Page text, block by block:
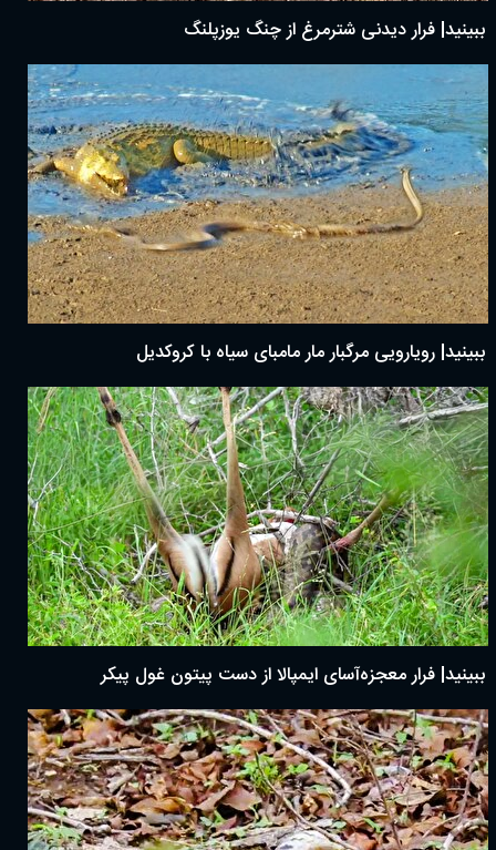
ببینید| فرار دیدنی شترمرغ از چنگ یوزپلنگ
ببینید| رویارویی مرگبار مار مامبای سیاه با کروکدیل
ببینید| فرار معجزه‌آسای ایمپالا از دست پیتون غول پیکر